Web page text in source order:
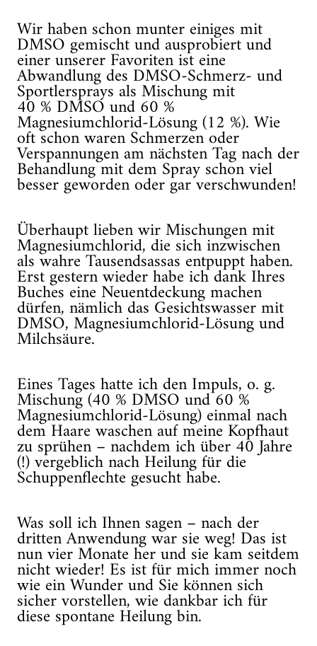
Wir haben schon munter einiges mit
DMSO gemischt und ausprobiert und
einer unserer Favoriten ist eine
Abwandlung des DMSO-Schmerz- und
Sportlersprays als Mischung mit
40 % DMSO und 60 %
Magnesiumchlorid-Lösung (12 %). Wie
oft schon waren Schmerzen oder
Verspannungen am nächsten Tag nach der
Behandlung mit dem Spray schon viel
besser geworden oder gar verschwunden!
Überhaupt lieben wir Mischungen mit
Magnesiumchlorid, die sich inzwischen
als wahre Tausendsassas entpuppt haben.
Erst gestern wieder habe ich dank Ihres
Buches eine Neuentdeckung machen
dürfen, nämlich das Gesichtswasser mit
DMSO, Magnesiumchlorid-Lösung und
Milchsäure.
Eines Tages hatte ich den Impuls, o. g.
Mischung (40 % DMSO und 60 %
Magnesiumchlorid-Lösung) einmal nach
dem Haare waschen auf meine Kopfhaut
zu sprühen – nachdem ich über 40 Jahre
(!) vergeblich nach Heilung für die
Schuppenflechte gesucht habe.
Was soll ich Ihnen sagen – nach der
dritten Anwendung war sie weg! Das ist
nun vier Monate her und sie kam seitdem
nicht wieder! Es ist für mich immer noch
wie ein Wunder und Sie können sich
sicher vorstellen, wie dankbar ich für
diese spontane Heilung bin.